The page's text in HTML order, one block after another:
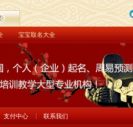
宝宝取名大全
支付中心 联系我们